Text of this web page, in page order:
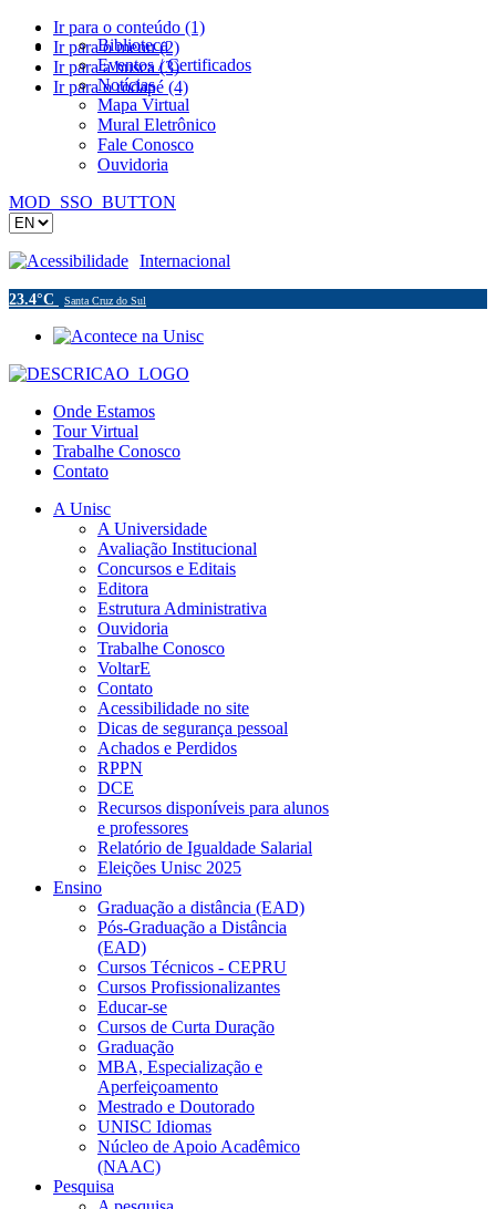
Ir para o conteúdo (1)
Ir para o menu (2)
Ir para a busca (3)
Ir para o rodapé (4)
Biblioteca
Eventos / Certificados
Notícias
Mapa Virtual
Mural Eletrônico
Fale Conosco
Ouvidoria
MOD_SSO_BUTTON
Acessibilidade Internacional
23.4°C Santa Cruz do Sul
Onde Estamos
Tour Virtual
Trabalhe Conosco
Contato
A Unisc
A Universidade
Avaliação Institucional
Concursos e Editais
Editora
Estrutura Administrativa
Ouvidoria
Trabalhe Conosco
VoltarE
Contato
Acessibilidade no site
Dicas de segurança pessoal
Achados e Perdidos
RPPN
DCE
Recursos disponíveis para alunos
e professores
Relatório de Igualdade Salarial
Eleições Unisc 2025
Ensino
Graduação a distância (EAD)
Pós-Graduação a Distância
(EAD)
Cursos Técnicos - CEPRU
Cursos Profissionalizantes
Educar-se
Cursos de Curta Duração
Graduação
MBA, Especialização e
Aperfeiçoamento
Mestrado e Doutorado
UNISC Idiomas
Núcleo de Apoio Acadêmico
(NAAC)
Pesquisa